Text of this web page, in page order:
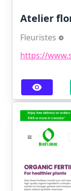
Atelier
Fleuristes
https://